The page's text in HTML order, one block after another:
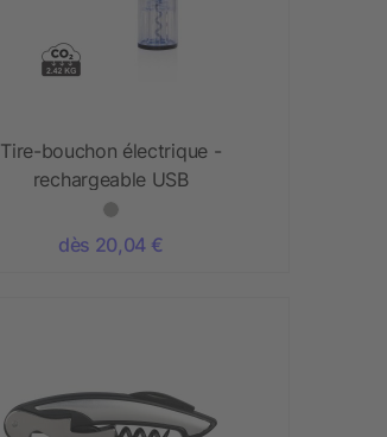
Tire-bouchon électrique -
rechargeable USB
dès 20,04 €